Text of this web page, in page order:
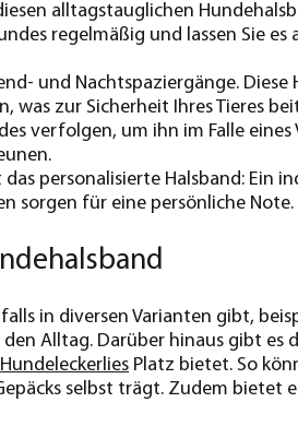
alltagstauglichen
regelmäßig und lassen Sie es
und Nachtspaziergänge. Diese
was zur Sicherheit Ihres Tieres
verfolgen, um ihn im Falle eines
personalisierte Halsband: Ein
sorgen für eine persönliche Note.
in diversen Varianten gibt,
Alltag. Darüber hinaus gibt es
Hundeleckerlies Platz bietet. So
selbst trägt. Zudem bietet